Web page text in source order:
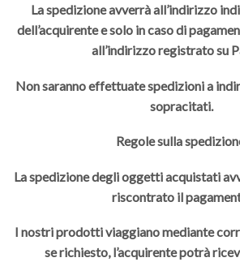
La spedizione avverrà all’indirizzo
dell’acquirente e solo in caso di
all’indirizzo registrato su
Non saranno effettuate spedizioni a
sopracitati.
Regole sulla
La spedizione degli oggetti acquistati
riscontrato il
I nostri prodotti viaggiano mediante
se richiesto, l’acquirente potrà